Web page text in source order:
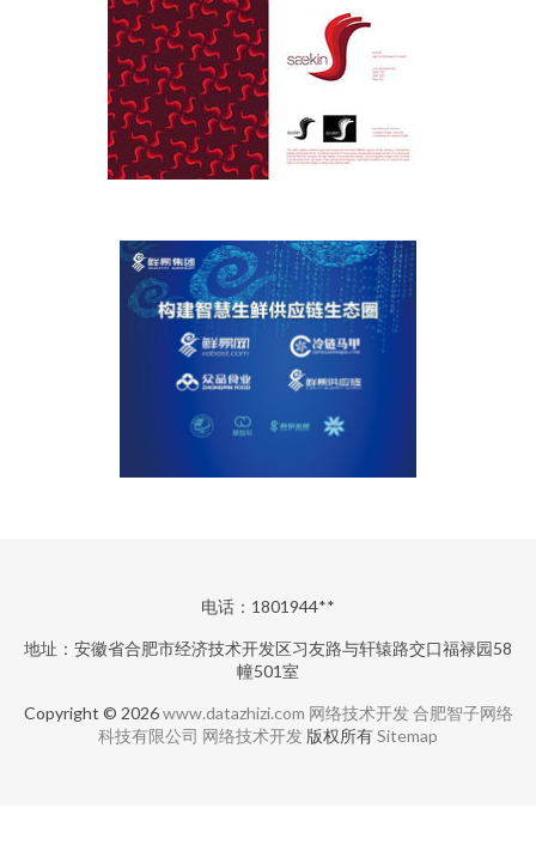
电话：1801944**
地址：安徽省合肥市经济技术开发区习友路与轩辕路交口福禄园58
幢501室
Copyright © 2026www.datazhizi.com 网络技术开发 合肥智子网络
科技有限公司 网络技术开发 版权所有Sitemap